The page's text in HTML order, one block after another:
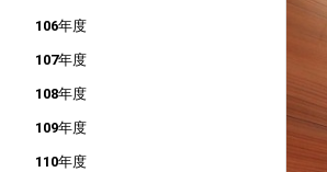
106年度
107年度
108年度
109年度
110年度